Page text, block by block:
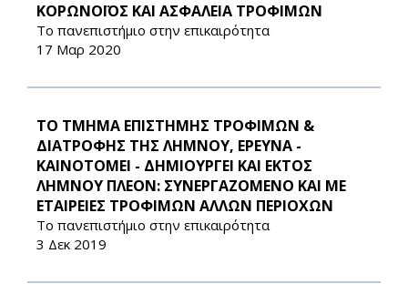
ΚΟΡΩΝΟΪΟΣ ΚΑΙ ΑΣΦΑΛΕΙΑ ΤΡΟΦΙΜΩΝ
Το πανεπιστήμιο στην επικαιρότητα
17 Μαρ 2020
ΤΟ ΤΜΗΜΑ ΕΠΙΣΤΗΜΗΣ ΤΡΟΦΙΜΩΝ &
ΔΙΑΤΡΟΦΗΣ ΤΗΣ ΛΗΜΝΟΥ, ΕΡΕΥΝΑ -
ΚΑΙΝΟΤΟΜΕΙ - ΔΗΜΙΟΥΡΓΕΙ ΚΑΙ ΕΚΤΟΣ
ΛΗΜΝΟΥ ΠΛΕΟΝ: ΣΥΝΕΡΓΑΖΟΜΕΝΟ ΚΑΙ ΜΕ
ΕΤΑΙΡΕΙΕΣ ΤΡΟΦΙΜΩΝ ΑΛΛΩΝ ΠΕΡΙΟΧΩΝ
Το πανεπιστήμιο στην επικαιρότητα
3 Δεκ 2019